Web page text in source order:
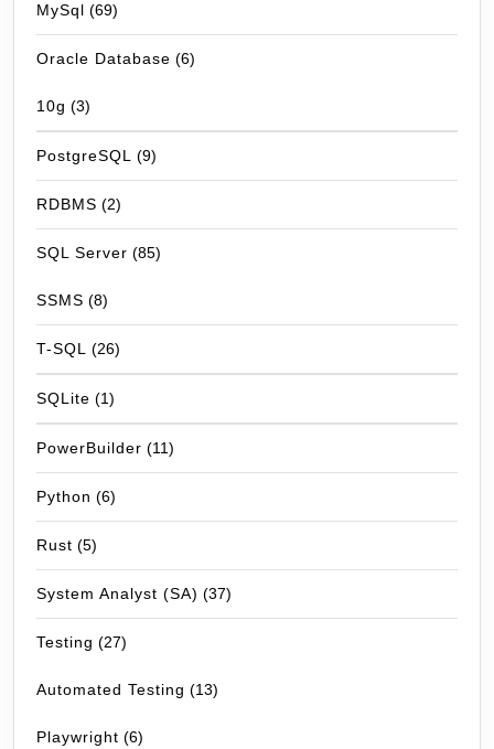
MySql (69)
Oracle Database (6)
10g (3)
PostgreSQL (9)
RDBMS (2)
SQL Server (85)
SSMS (8)
T-SQL (26)
SQLite (1)
PowerBuilder (11)
Python (6)
Rust (5)
System Analyst (SA) (37)
Testing (27)
Automated Testing (13)
Playwright (6)